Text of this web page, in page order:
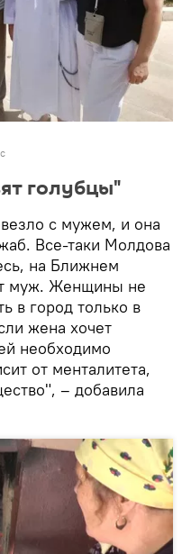
голубцы"
с мужем, и она
Все-таки Молдова
на Ближнем
муж. Женщины не
в город только в
жена хочет
необходимо
от менталитета,
– добавила